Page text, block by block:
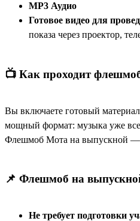
МР3 Аудио
Готовое видео для
показа через проектор,
📺 Как проходит
Вы включаете готовый
мощный формат: музыка уже
Флешмоб Мота на выпускной —
📌 Флешмоб на
Не требует подготовки